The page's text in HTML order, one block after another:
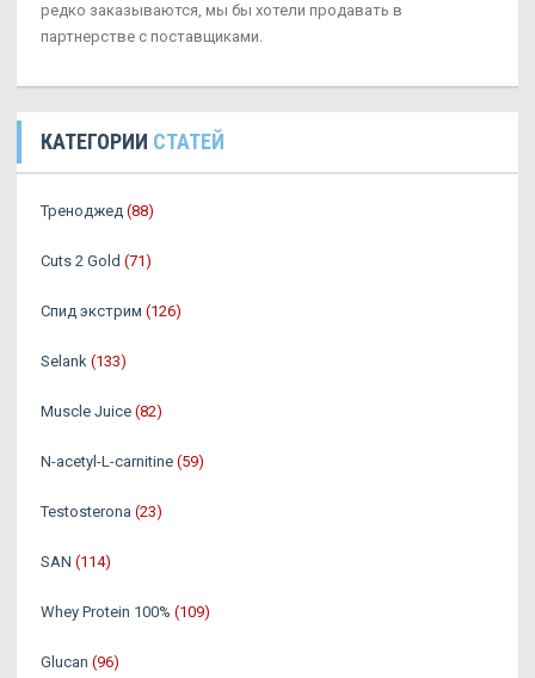
редко заказываются, мы бы хотели продавать в
партнерстве с поставщиками.
КАТЕГОРИИ СТАТЕЙ
Треноджед (88)
Cuts 2 Gold (71)
Спид экстрим (126)
Selank (133)
Muscle Juice (82)
N-acetyl-L-carnitine (59)
Testosterona (23)
SAN (114)
Whey Protein 100% (109)
Glucan (96)